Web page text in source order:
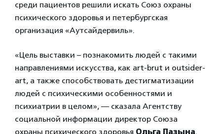
среди пациентов решили искать Союз охраны
психического здоровья и петербургская
организация «Аутсайдервиль».
«Цель выставки – познакомить людей с такими
направлениями искусства, как art-brut и outsider-
art, а также способствовать дестигматизации
людей с психическими особенностями и
психиатрии в целом», — сказала Агентству
социальной информации директор Союза
охраны психического здоровья Ольга Пазына.